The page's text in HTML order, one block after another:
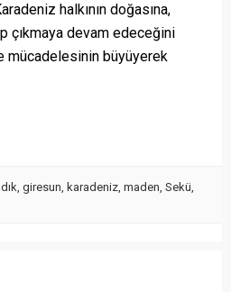
halkının doğasına,
çıkmaya devam edeceğini
mücadelesinin büyüyerek
, giresun, karadeniz, maden, Sekü,